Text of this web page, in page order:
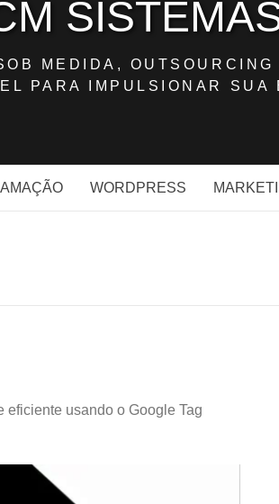
MEDIDA,
PARA IMPULSIONAR SUA
WORDPRESS
eficiente usando o Google Tag